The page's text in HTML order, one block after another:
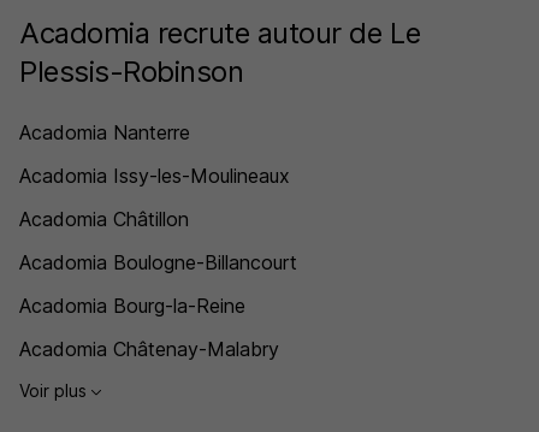
Acadomia recrute autour de Le
Plessis-Robinson
Acadomia Nanterre
Acadomia Issy-les-Moulineaux
Acadomia Châtillon
Acadomia Boulogne-Billancourt
Acadomia Bourg-la-Reine
Acadomia Châtenay-Malabry
Voir plus